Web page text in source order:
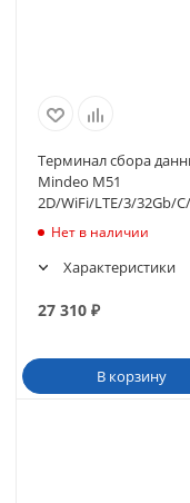
Терминал сбора
Mindeo M51
2D/WiFi/LTE/3/32Gb/
(M51TE332D0130C0
Нет в наличии
Характеристики
27 310 ₽
В корзину